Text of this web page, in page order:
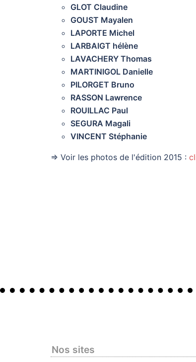
GLOT Claudine
GOUST Mayalen
LAPORTE Michel
LARBAIGT hélène
LAVACHERY Thomas
MARTINIGOL Danielle
PILORGET Bruno
RASSON Lawrence
ROUILLAC Paul
SEGURA Magali
VINCENT Stéphanie
⇒ Voir les photos de l'édition 2015 :
Nos sites